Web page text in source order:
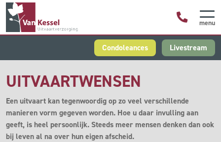
menu
Condoleances Livestream
UITVAARTWENSEN
Een uitvaart kan tegenwoordig op zo veel verschillende
manieren vorm gegeven worden. Hoe u daar invulling aan
geeft, is heel persoonlijk. Steeds meer mensen denken dan ook
bij leven al na over hun eigen afscheid.